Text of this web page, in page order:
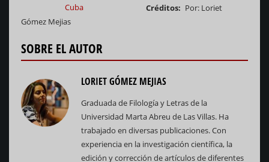
Cuba
Créditos
Por: Loriet
Gómez Mejias
SOBRE EL AUTOR
LORIET GÓMEZ MEJIAS
Graduada de Filología y Letras de la
Universidad Marta Abreu de Las Villas. Ha
trabajado en diversas publicaciones. Con
experiencia en la investigación científica, la
edición y corrección de artículos de diferentes